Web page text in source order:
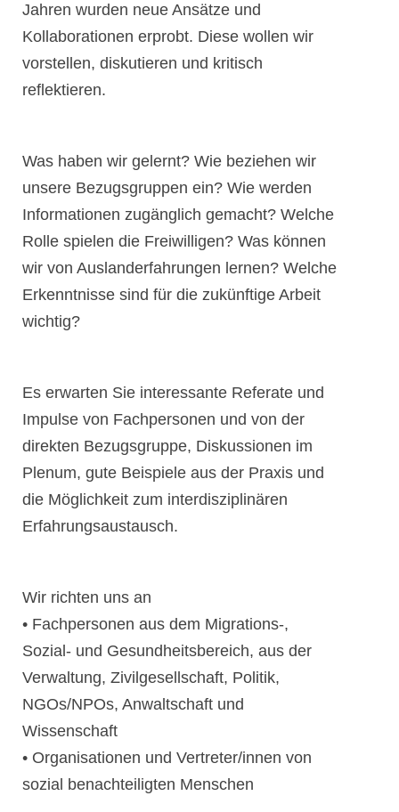
Jahren wurden neue Ansätze und
Kollaborationen erprobt. Diese wollen wir
vorstellen, diskutieren und kritisch
reflektieren.
Was haben wir gelernt? Wie beziehen wir
unsere Bezugsgruppen ein? Wie werden
Informationen zugänglich gemacht? Welche
Rolle spielen die Freiwilligen? Was können
wir von Auslanderfahrungen lernen? Welche
Erkenntnisse sind für die zukünftige Arbeit
wichtig?
Es erwarten Sie interessante Referate und
Impulse von Fachpersonen und von der
direkten Bezugsgruppe, Diskussionen im
Plenum, gute Beispiele aus der Praxis und
die Möglichkeit zum interdisziplinären
Erfahrungsaustausch.
Wir richten uns an
• Fachpersonen aus dem Migrations-,
Sozial- und Gesundheitsbereich, aus der
Verwaltung, Zivilgesellschaft, Politik,
NGOs/NPOs, Anwaltschaft und
Wissenschaft
• Organisationen und Vertreter/innen von
sozial benachteiligten Menschen